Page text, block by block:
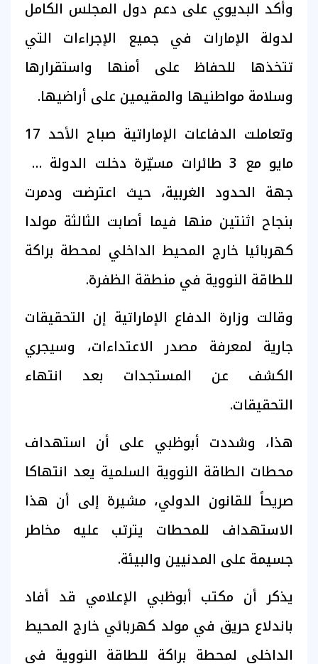
وأكد البديوي على دعم دول المجلس الكامل
لدولة الإمارات في جميع الإجراءات التي
تتخذها للحفاظ على أمنها واستقرارها
وسلامة مواطنيها والمقيمين على أراضيها.
وتعاملت الدفاعات الإماراتية صباح الأحد 17
مايو مع 3 طائرات مسيّرة دخلت الدولة من
جهة الحدود الغربية، حيث اعترضت ودمرت
بنجاح اثنتين منها فيما أصابت الثالثة مولدا
كهربائيا خارج المحيط الداخلي لمحطة براكة
للطاقة النووية في منطقة الظفرة.
وقالت وزارة الدفاع الإماراتية إن التحقيقات
جارية لمعرفة مصدر الاعتداءات، وسيجري
الكشف عن المستجدات بعد انتهاء
التحقيقات.
هذا، وشددت أبوظبي على أن استهداف
محطات الطاقة النووية السلمية يعد انتهاكا
صريحاً للقانون الدولي، مشيرة إلى أن هذا
الاستهداف للمحطات يترتب عليه مخاطر
جسيمة على المدنيين والبيئة.
يذكر أن مكتب أبوظبي الإعلامي قد أفاد
باندلاع حريق في مولد كهربائي خارج المحيط
الداخلي لمحطة براكة للطاقة النووية في